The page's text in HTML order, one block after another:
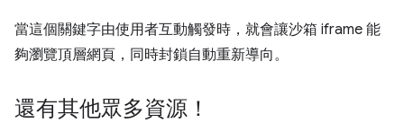
當這個關鍵字由使用者互動觸發時，就會讓沙箱 iframe 能
夠瀏覽頂層網頁，同時封鎖自動重新導向。
還有其他眾多資源！